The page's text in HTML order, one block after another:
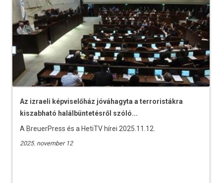
Az izraeli képviselőház jóváhagyta a terroristákra
kiszabható halálbüntetésről szóló...
A BreuerPress és a HetiTV hírei 2025.11.12.
2025. november 12